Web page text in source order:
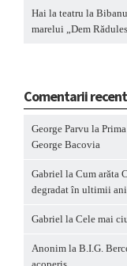
Hai la teatru la
marelui „Dem
Comentarii
George Parvu la
George Bacovia
Gabriel la Cum arăta
degradat în ultimii ani
Gabriel la Cele mai
Anonim la B.I.G.